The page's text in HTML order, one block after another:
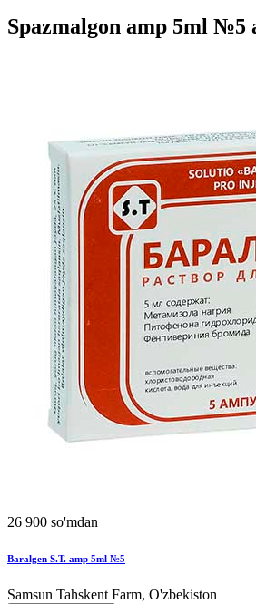
Spazmalgon amp 5ml №5
26 900 so'mdan
Baralgen S.T. amp 5ml №5
Samsun Tahskent Farm, O'zbekiston